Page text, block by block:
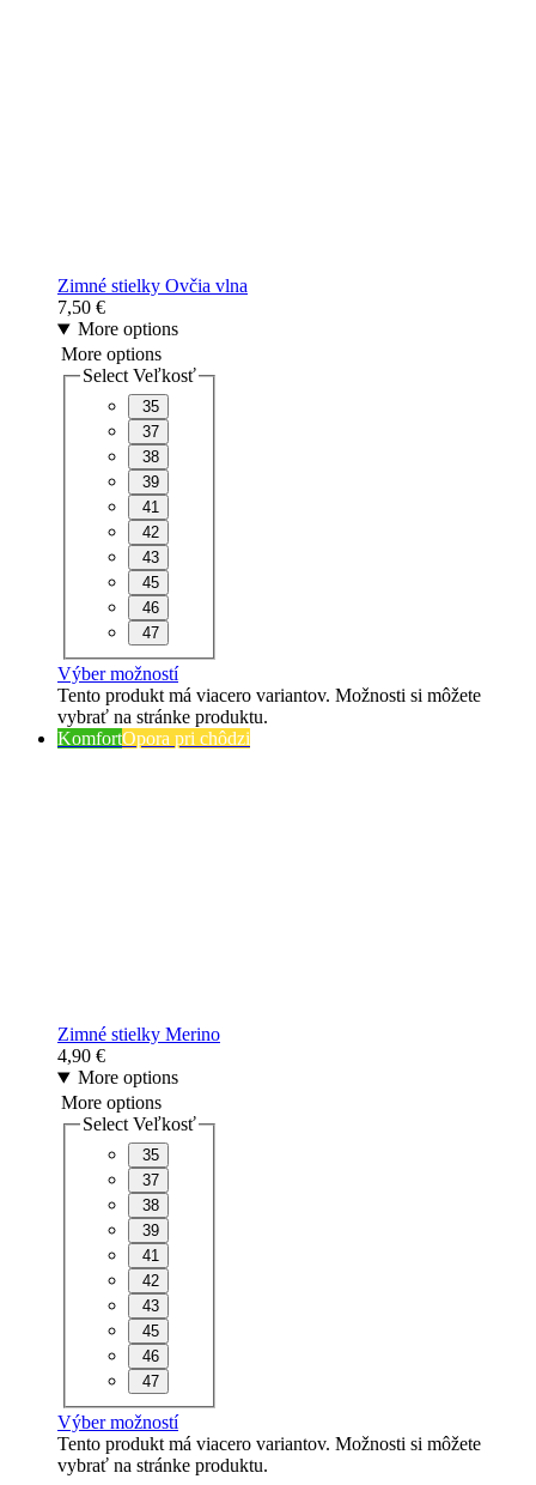
Zimné stielky Ovčia vlna
7,50 €
More options
More options
Select Veľkosť
35
37
38
39
41
42
43
45
46
47
Výber možností
Tento produkt má viacero variantov. Možnosti si môžete
vybrať na stránke produktu.
KomfortOpora pri chôdzi
Zimné stielky Merino
4,90 €
More options
More options
Select Veľkosť
35
37
38
39
41
42
43
45
46
47
Výber možností
Tento produkt má viacero variantov. Možnosti si môžete
vybrať na stránke produktu.